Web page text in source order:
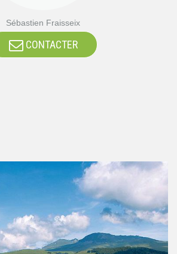
Sébastien Fraisseix
CONTACTER